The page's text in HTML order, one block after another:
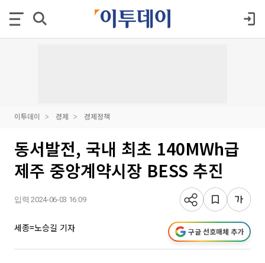
이투데이 경제 경제정책
동서발전, 국내 최초 140MWh급
제주 중앙계약시장 BESS 추진
입력 2024-06-03 16:09
세종=노승길 기자 구글 선호매체 추가